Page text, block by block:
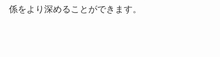
係をより深めることができます。